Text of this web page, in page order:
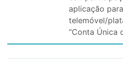
aplicação para
telemóvel/
“Conta Única